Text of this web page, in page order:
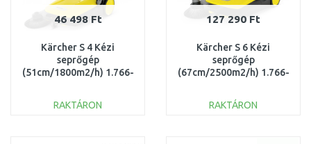
46 498 Ft
Kärcher S 4 Kézi
seprőgép
(51cm/1800m2/h) 1.766-
RAKTÁRON
127 290 Ft
Kärcher S 6 Kézi
seprőgép
(67cm/2500m2/h) 1.766-
RAKTÁRON